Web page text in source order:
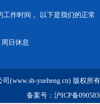
作时间 。以下是我们的正常
日休息
(www.sh-yueheng.cn) 版权所
备案号： 沪ICP备